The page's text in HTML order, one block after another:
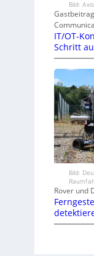
Bild:
IT/OT-
Schritt
Bild:
Rover und